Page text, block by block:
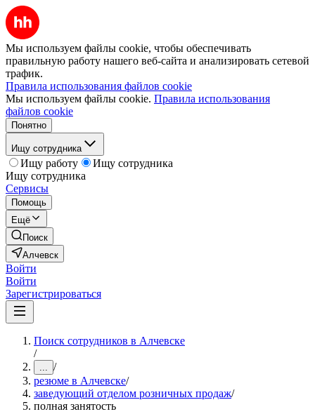
Мы используем файлы cookie, чтобы обеспечивать
правильную работу нашего веб-сайта и анализировать сетевой
трафик.
Правила использования файлов cookie
Мы используем файлы cookie. Правила использования
файлов cookie
Понятно
Ищу сотрудника
Ищу работу
Ищу сотрудника
Ищу сотрудника
Сервисы
Помощь
Ещё
Поиск
Алчевск
Войти
Войти
Зарегистрироваться
Поиск сотрудников в Алчевске
/
... /
резюме в Алчевске/
заведующий отделом розничных продаж/
полная занятость